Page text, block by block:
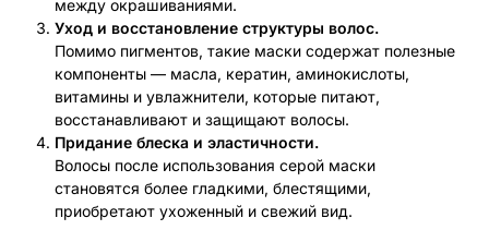
между окрашиваниями.
Уход и восстановление структуры волос.
Помимо пигментов, такие маски содержат полезные
компоненты — масла, кератин, аминокислоты,
витамины и увлажнители, которые питают,
восстанавливают и защищают волосы.
Придание блеска и эластичности.
Волосы после использования серой маски
становятся более гладкими, блестящими,
приобретают ухоженный и свежий вид.